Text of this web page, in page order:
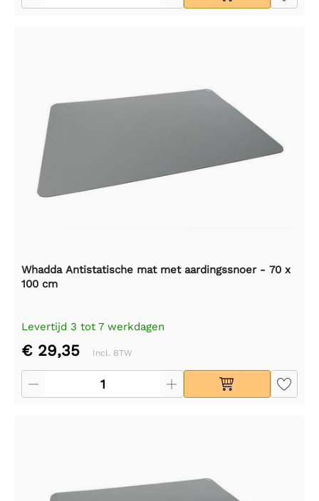
Whadda Antistatische mat met aardingssnoer - 70 x
100 cm
Levertijd 3 tot 7 werkdagen
€ 29,35 Incl. BTW